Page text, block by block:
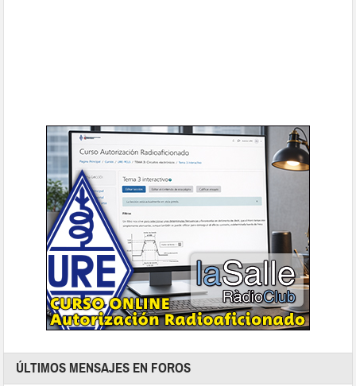
ÚLTIMOS MENSAJES EN FOROS